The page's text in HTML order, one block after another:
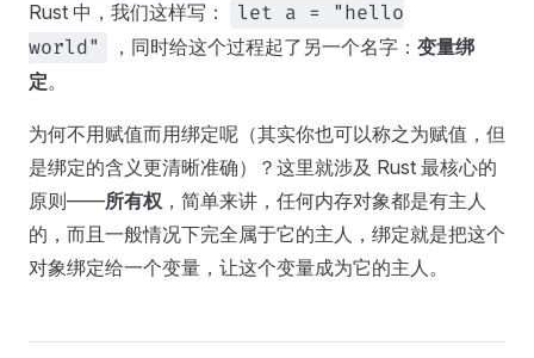
Rust 中，我们这样写：
let a = "hello
world"
，同时给这个过程起了另一个名字： 变量绑
定。
为何不用赋值而用绑定呢（其实你也可以称之为赋值，但
是绑定的含义更清晰准确）？这里就涉及 Rust 最核心的
原则——所有权 ，简单来讲，任何内存对象都是有主人
的，而且一般情况下完全属于它的主人，绑定就是把这个
对象绑定给一个变量，让这个变量成为它的主人。